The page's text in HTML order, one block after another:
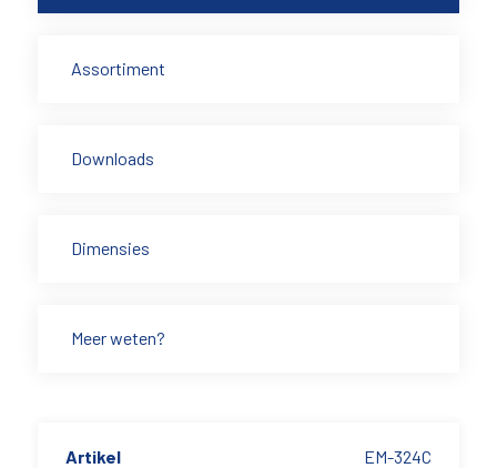
Assortiment
Downloads
Dimensies
Meer weten?
Artikel EM-324C